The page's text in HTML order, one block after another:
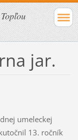
jar.
umeleckej
13. ročník